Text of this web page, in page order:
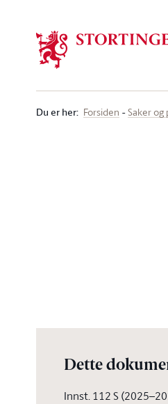
Du er her: Forsiden Saker
Dette
Innst. 112 S